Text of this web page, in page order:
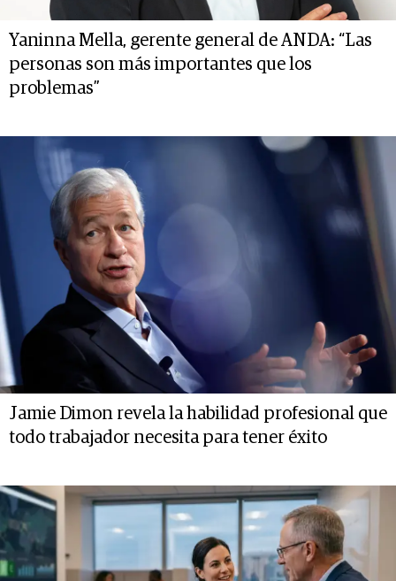
Yaninna Mella, gerente general de ANDA: “Las
personas son más importantes que los
problemas”
Jamie Dimon revela la habilidad profesional que
todo trabajador necesita para tener éxito